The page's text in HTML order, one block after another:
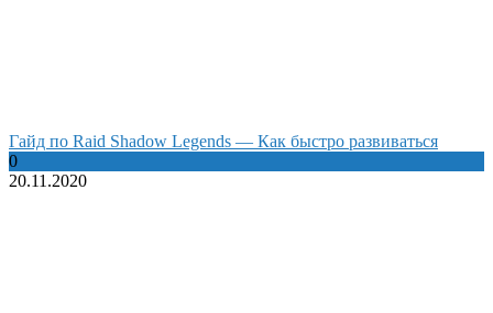
Гайд по Raid Shadow Legends — Как быстро развиваться
0
20.11.2020